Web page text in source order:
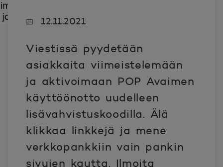
12.11.2021
Viestissä pyydetään
asiakkaita viimeistelemään
ja aktivoimaan POP Avaimen
käyttöönotto uudelleen
lisävahvistuskoodilla. Älä
klikkaa linkkejä ja mene
verkkopankkiin vain pankin
sivujen kautta. Ilmoita